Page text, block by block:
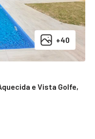
+40
e Vista Golfe,